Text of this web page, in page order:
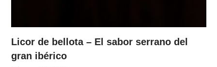
Licor de bellota – El sabor serrano del
gran ibérico